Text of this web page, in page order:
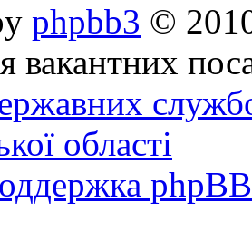
phpbb3 ©
вакантних
області
phpBB